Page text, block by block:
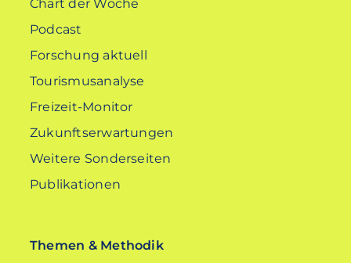
Chart der Woche
Podcast
Forschung aktuell
Tourismusanalyse
Freizeit-Monitor
Zukunftserwartungen
Weitere Sonderseiten
Publikationen
Themen & Methodik